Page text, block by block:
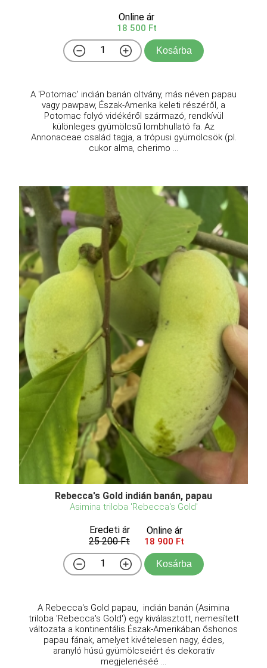
Online ár
18 500 Ft
Kosárba
A 'Potomac' indián banán oltvány, más néven papau
vagy pawpaw, Észak-Amerika keleti részéről, a
Potomac folyó vidékéről származó, rendkívül
különleges gyümölcsű lombhullató fa. Az
Annonaceae család tagja, a trópusi gyümölcsök (pl.
cukor alma, cherimo ...
Rebecca's Gold indián banán, papau
Asimina triloba 'Rebecca's Gold'
Eredeti ár
25 200 Ft
Online ár
18 900 Ft
Kosárba
A Rebecca's Gold papau, indián banán (Asimina
triloba 'Rebecca's Gold') egy kiválasztott, nemesített
változata a kontinentális Észak-Amerikában őshonos
papau fának, amelyet kivételesen nagy, édes,
aranyló húsú gyümölcseiért és dekoratív
megjelenéséé ...